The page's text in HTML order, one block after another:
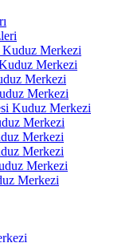
Kuduz Merkezi
Merkezi
Merkezi
Merkezi
Kuduz Merkezi
Merkezi
Merkezi
Merkezi
Merkezi
Merkezi